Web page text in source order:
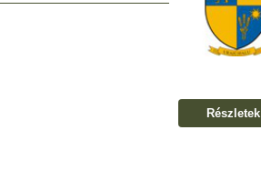
Részletek